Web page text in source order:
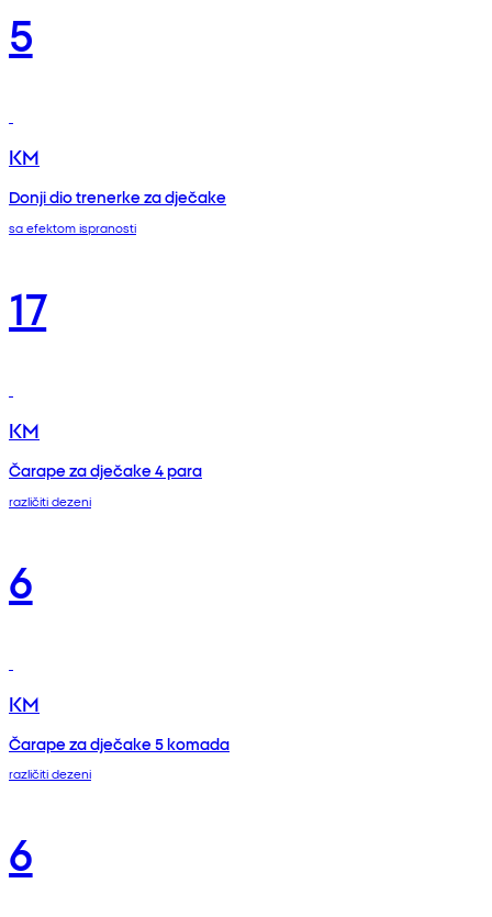
5
KM
Donji dio trenerke za dječake
sa efektom ispranosti
17
KM
Čarape za dječake 4 para
različiti dezeni
6
KM
Čarape za dječake 5 komada
različiti dezeni
6